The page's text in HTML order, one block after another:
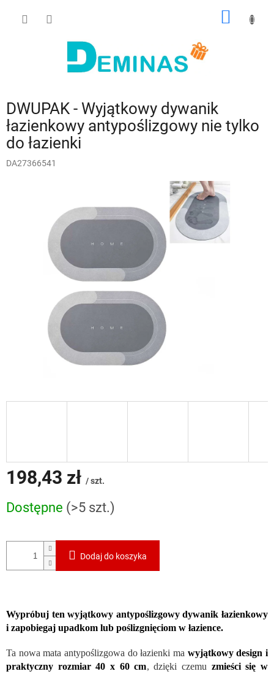
DWUPAK - Wyjątkowy dywanik
łazienkowy antypoślizgowy nie tylko
do łazienki
DA27366541
198,43 zł / szt.
jednostkowa:
Dostępne (>5 szt.)
Dodaj do koszyka
Wypróbuj ten wyjątkowy antypoślizgowy dywanik łazienkowy
i zapobiegaj upadkom lub poślizgnięciom w łazience.
Ta nowa mata antypoślizgowa do łazienki ma wyjątkowy design i
praktyczny rozmiar 40 x 60 cm, dzięki czemu zmieści się w